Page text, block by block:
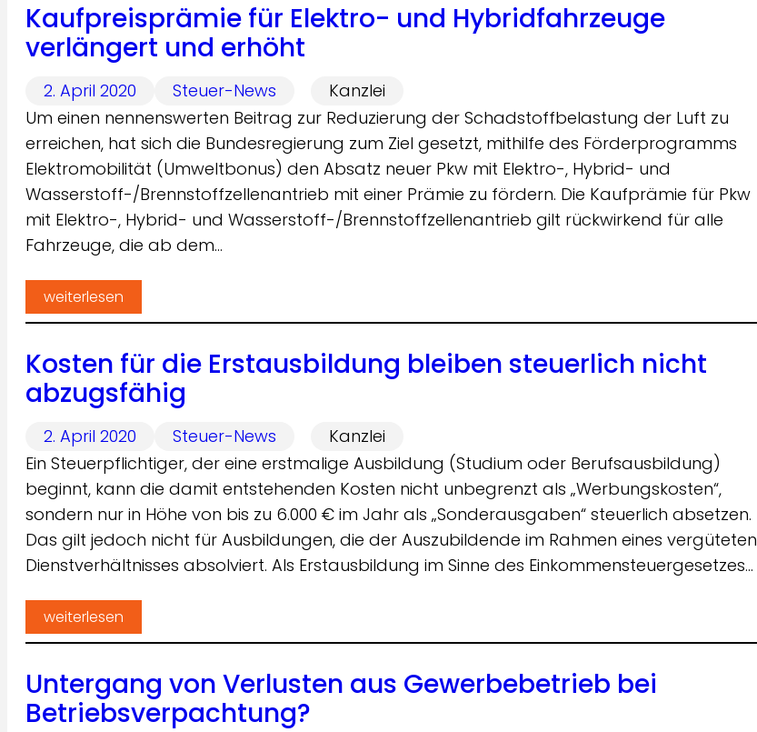
Kaufpreisprämie für Elektro- und Hybridfahrzeuge
verlängert und erhöht
2. April 2020 Steuer-News
Kanzlei
Um einen nennenswerten Beitrag zur Reduzierung der Schadstoffbelastung der Luft zu
erreichen, hat sich die Bundesregierung zum Ziel gesetzt, mithilfe des Förderprogramms
Elektromobilität (Umweltbonus) den Absatz neuer Pkw mit Elektro-, Hybrid- und
Wasserstoff-/Brennstoffzellenantrieb mit einer Prämie zu fördern. Die Kaufprämie für Pkw
mit Elektro-, Hybrid- und Wasserstoff-/Brennstoffzellenantrieb gilt rückwirkend für alle
Fahrzeuge, die ab dem…
weiterlesen
Kosten für die Erstausbildung bleiben steuerlich nicht
abzugsfähig
2. April 2020 Steuer-News
Kanzlei
Ein Steuerpflichtiger, der eine erstmalige Ausbildung (Studium oder Berufsausbildung)
beginnt, kann die damit entstehenden Kosten nicht unbegrenzt als „Werbungskosten“,
sondern nur in Höhe von bis zu 6.000 € im Jahr als „Sonderausgaben“ steuerlich absetzen.
Das gilt jedoch nicht für Ausbildungen, die der Auszubildende im Rahmen eines vergüteten
Dienstverhältnisses absolviert. Als Erstausbildung im Sinne des Einkommensteuergesetzes…
weiterlesen
Untergang von Verlusten aus Gewerbebetrieb bei
Betriebsverpachtung?